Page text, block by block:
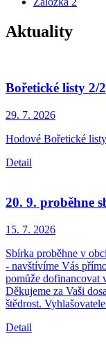
Aktuality
Bořetické listy 2/
29. 7. 2026
Hodové Bořetické
Detail
20. 9. proběhne
15. 7. 2026
Sbírka proběhne v
- navštívíme Vás
pomůže dofinancovat
Děkujeme za Vaši
štědrost.
Detail